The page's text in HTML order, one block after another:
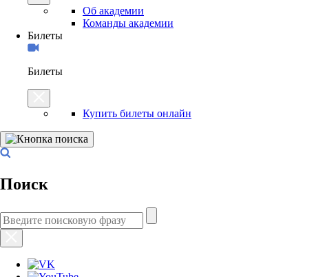
Об академии
Команды академии
Билеты
Билеты
Купить билеты онлайн
Поиск